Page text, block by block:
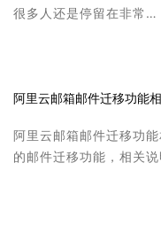
很多人还是停留在非常…
阿里云邮箱邮件迁移功能
阿里云邮箱邮件迁移功
的邮件迁移功能，相关